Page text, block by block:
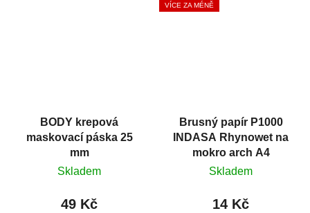
BODY krepová
maskovací páska 25
mm
Skladem
49 Kč
VÍCE ZA MÉNĚ
Brusný papír P1000
INDASA Rhynowet na
mokro arch A4
Skladem
14 Kč